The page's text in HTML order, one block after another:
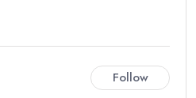
Follow